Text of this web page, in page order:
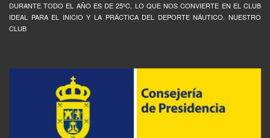
DURANTE TODO EL AÑO ES DE 25ºC, LO QUE NOS CONVIERTE EN EL CLUB
IDEAL PARA EL INICIO Y LA PRÁCTICA DEL DEPORTE NÁUTICO. NUESTRO
CLUB